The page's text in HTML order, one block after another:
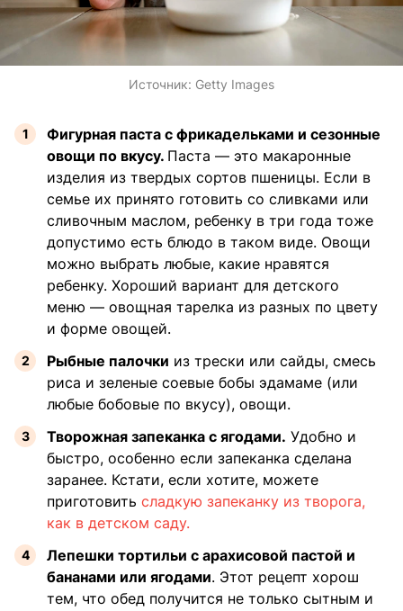
Источник: Getty Images
Фигурная паста с фрикадельками и сезонные
овощи по вкусу. Паста — это макаронные
изделия из твердых сортов пшеницы. Если в
семье их принято готовить со сливками или
сливочным маслом, ребенку в три года тоже
допустимо есть блюдо в таком виде. Овощи
можно выбрать любые, какие нравятся
ребенку. Хороший вариант для детского
меню — овощная тарелка из разных по цвету
и форме овощей.
Рыбные палочки из трески или сайды, смесь
риса и зеленые соевые бобы эдамаме (или
любые бобовые по вкусу), овощи.
Творожная запеканка с ягодами. Удобно и
быстро, особенно если запеканка сделана
заранее. Кстати, если хотите, можете
приготовить сладкую запеканку из творога,
как в детском саду.
Лепешки тортильи с арахисовой пастой и
бананами или ягодами. Этот рецепт хорош
тем, что обед получится не только сытным и